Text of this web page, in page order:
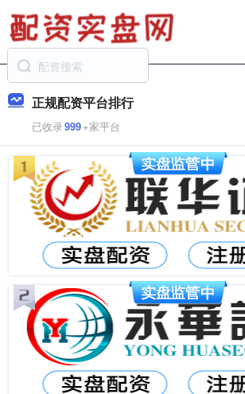
正规配资平台排行
已收录999+家平台